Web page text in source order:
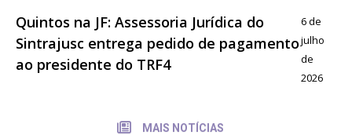
Quintos na JF: Assessoria Jurídica do
Sintrajusc entrega pedido de pagamento
ao presidente do TRF4
6 de
julho
de
2026
MAIS NOTÍCIAS